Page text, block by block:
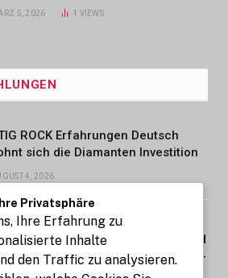
5, 2026 1 VIEWS
ROCK Erfahrungen Deutsch
sich die Diamanten Investition
4, 2026
zu
Finanzen, Märkten und
Entwicklungen im In-
Ausland
Privatsphäre
Ihre Erfahrung zu
Inhalte
den Traffic zu analysieren.